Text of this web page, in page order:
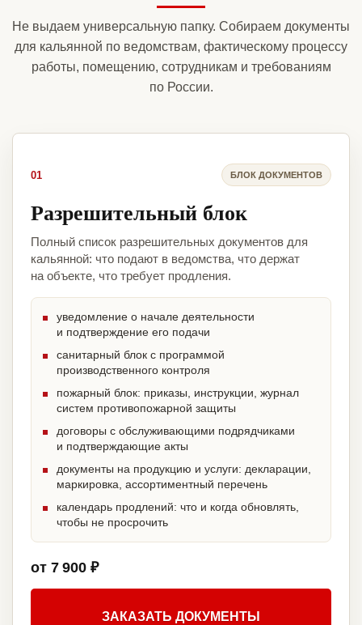
Не выдаем универсальную папку. Собираем документы
для кальянной по ведомствам, фактическому процессу
работы, помещению, сотрудникам и требованиям
по России.
01 БЛОК ДОКУМЕНТОВ
Разрешительный блок
Полный список разрешительных документов для
кальянной: что подают в ведомства, что держат
на объекте, что требует продления.
уведомление о начале деятельности
и подтверждение его подачи
санитарный блок с программой
производственного контроля
пожарный блок: приказы, инструкции, журнал
систем противопожарной защиты
договоры с обслуживающими подрядчиками
и подтверждающие акты
документы на продукцию и услуги: декларации,
маркировка, ассортиментный перечень
календарь продлений: что и когда обновлять,
чтобы не просрочить
от 7 900 ₽
ЗАКАЗАТЬ ДОКУМЕНТЫ